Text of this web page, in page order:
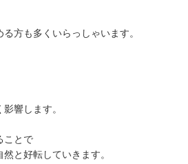
方も多くいらっしゃいます。
響します。
ことで
と好転していきます。